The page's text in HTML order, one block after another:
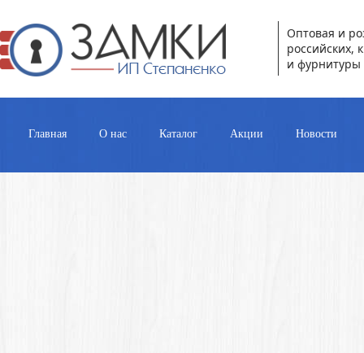
Оптовая и
российских,
и фурнитуры
Главная О нас Каталог Акции Новости